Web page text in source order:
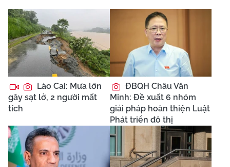
Lào Cai: Mưa lớn
gây sạt lở, 2 người mất
tích
ĐBQH Châu Văn
Minh: Đề xuất 6 nhóm
giải pháp hoàn thiện Luật
Phát triển đô thị